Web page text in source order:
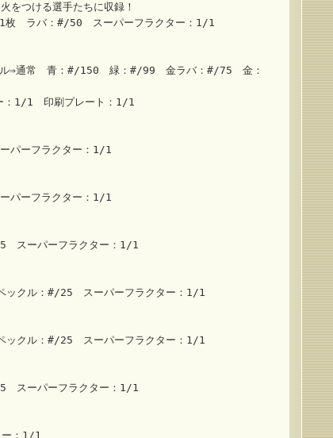
をつける選手たちに収録！
1枚 ラバ：#/50 スーパーフラクター：1/1
⇒通常 青：#/150 緑：#/99 金ラバ：#/75 金：
1/1 印刷プレート：1/1
パーフラクター：1/1
パーフラクター：1/1
スーパーフラクター：1/1
ックル：#/25 スーパーフラクター：1/1
ックル：#/25 スーパーフラクター：1/1
スーパーフラクター：1/1
ー：1/1